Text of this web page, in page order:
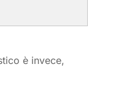
è invece,